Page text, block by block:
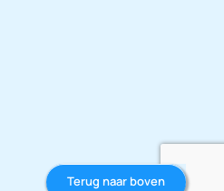
Terug naar boven